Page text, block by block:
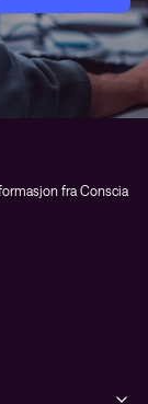
fra Conscia